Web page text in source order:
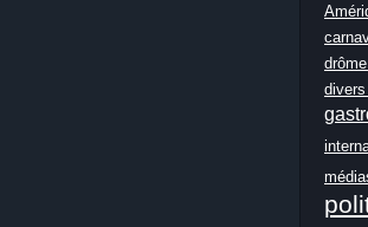
drôme
divers